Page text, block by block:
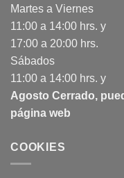
Martes a Viernes
11:00 a 14:00 hrs. y
17:00 a 20:00 hrs.
Sábados
11:00 a 14:00 hrs. y
Agosto Cerrado,
página web
COOKIES